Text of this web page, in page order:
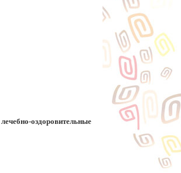
лечебно-оздоровительные